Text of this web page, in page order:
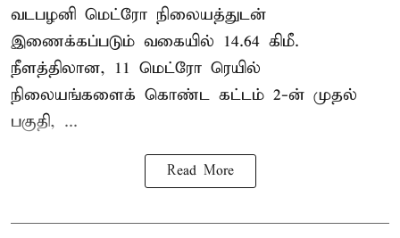
வடபழனி மெட்ரோ நிலையத்துடன்
இணைக்கப்படும் வகையில் 14.64 கிமீ.
நீளத்திலான, 11 மெட்ரோ ரெயில்
நிலையங்களைக் கொண்ட கட்டம் 2-ன் முதல்
பகுதி, ...
Read More